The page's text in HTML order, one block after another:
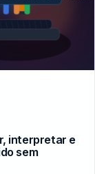
interpretar e
sem